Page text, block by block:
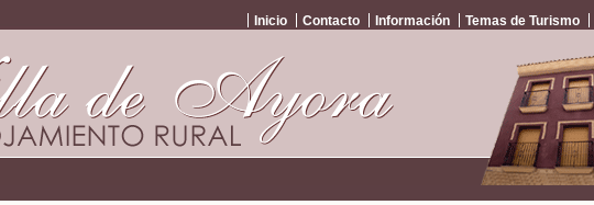
Inicio Contacto Información Temas de Turismo